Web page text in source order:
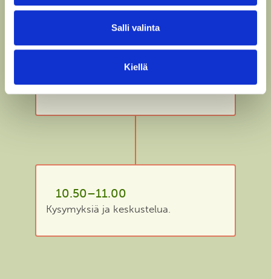
Salli valinta
Kiellä
Viljelijäpuheenvuoro: Matias
Rönnqvist, Miten viljelijä voi
biodiversiteettia tavoitteellisessa
kasvinviljelyssä, case-esimerkki.
10.50–11.00
Kysymyksiä ja keskustelua.